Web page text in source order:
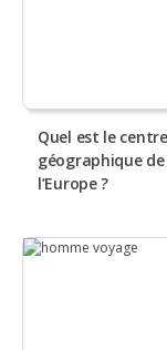
Quel est le centre
géographique de
l’Europe ?